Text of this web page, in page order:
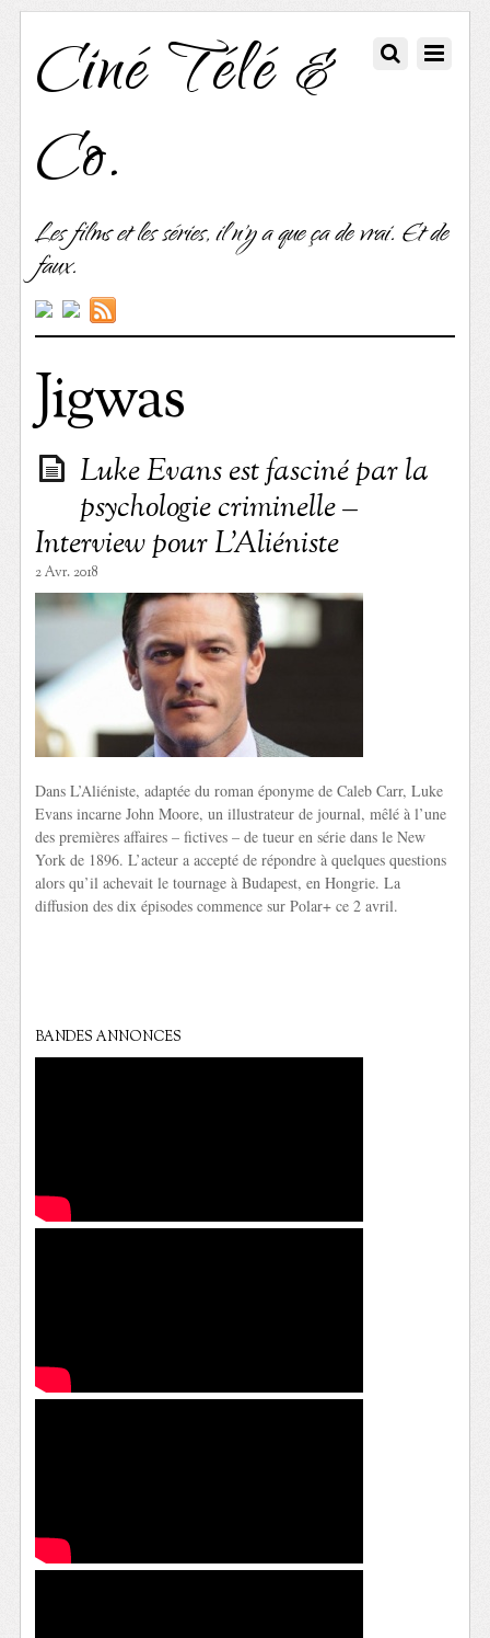
Ciné Télé &
Co.
Les films et les séries, il n'y a que ça de vrai. Et de
faux.
Jigwas
Luke Evans est fasciné par la
psychologie criminelle –
Interview pour L’Aliéniste
2 Avr. 2018
Dans L’Aliéniste, adaptée du roman éponyme de Caleb Carr, Luke
Evans incarne John Moore, un illustrateur de journal, mêlé à l’une
des premières affaires – fictives – de tueur en série dans le New
York de 1896. L’acteur a accepté de répondre à quelques questions
alors qu’il achevait le tournage à Budapest, en Hongrie. La
diffusion des dix épisodes commence sur Polar+ ce 2 avril.
BANDES ANNONCES